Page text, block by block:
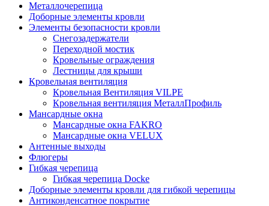
Металлочерепица
Доборные элементы кровли
Элементы безопасности кровли
Снегозадержатели
Переходной мостик
Кровельные ограждения
Лестницы для крыши
Кровельная вентиляция
Кровельная Вентиляция VILPE
Кровельная вентиляция МеталлПрофиль
Мансардные окна
Мансардные окна FAKRO
Мансардные окна VELUX
Антенные выходы
Флюгеры
Гибкая черепица
Гибкая черепица Docke
Доборные элементы кровли для гибкой черепицы
Антиконденсатное покрытие